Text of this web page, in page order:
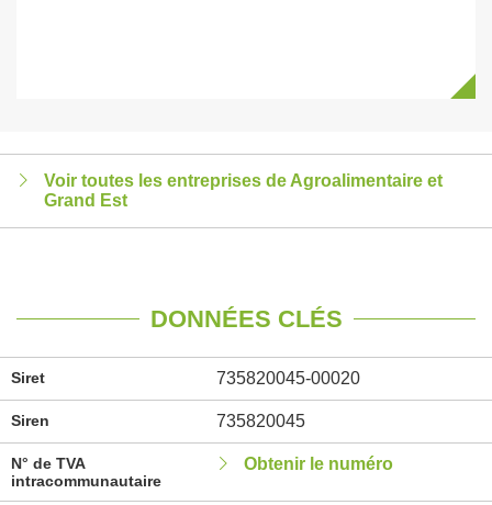
Voir toutes les entreprises de Agroalimentaire et
Grand Est
DONNÉES CLÉS
Siret 735820045-00020
Siren 735820045
N° de TVA
intracommunautaire
Obtenir le numéro